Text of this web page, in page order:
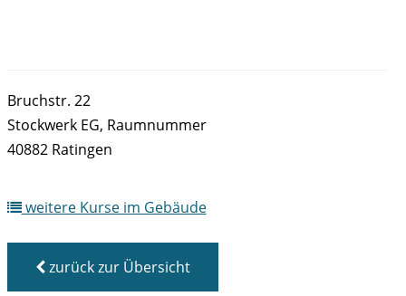
Bruchstr. 22
Stockwerk EG, Raumnummer
40882 Ratingen
weitere Kurse im Gebäude
zurück zur Übersicht